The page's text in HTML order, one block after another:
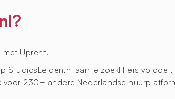
Uprent.
aan je zoekfilters voldoet.
230+ andere Nederlandse